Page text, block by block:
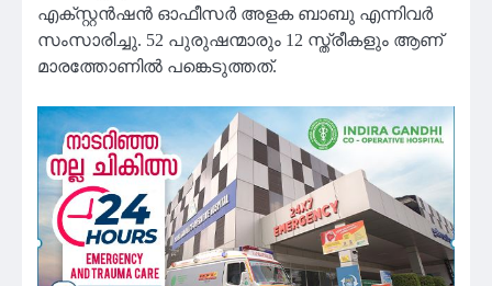
എക്സ്റ്റൻഷൻ ഓഫീസർ അളക ബാബു എന്നിവര്‍
സംസാരിച്ചു. 52 പുരുഷന്മാരും 12 സ്ത്രീകളും ആണ്
മാരത്തോണില്‍ പങ്കെടുത്തത്.